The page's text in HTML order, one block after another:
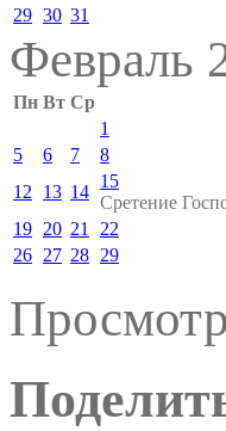
29 30 31
Февраль
Пн Вт Ср
1
5
6 7
8
12
13 14
15
Сретение
19 20 21
22
26 27 28 29